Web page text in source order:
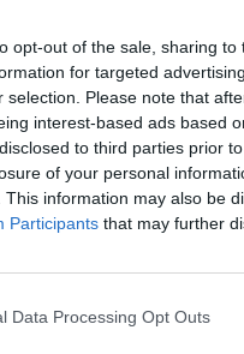
opt-out of the sale, sharing
for targeted
selection. Please note that
interest-based ads based
to third parties prior
of your personal
This information may also be
Participants that may further
Data Processing Opt Outs
serca” to
przeczytać
zapominamy.